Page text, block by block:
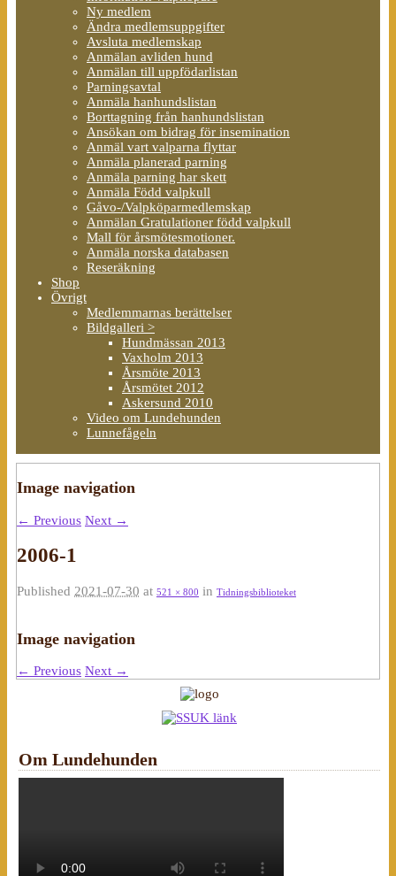
Ny medlem
Ändra medlemsuppgifter
Avsluta medlemskap
Anmälan avliden hund
Anmälan till uppfödarlistan
Parningsavtal
Anmäla hanhundslistan
Borttagning från hanhundslistan
Ansökan om bidrag för insemination
Anmäl vart valparna flyttar
Anmäla planerad parning
Anmäla parning har skett
Anmäla Född valpkull
Gåvo-/Valpköparmedlemskap
Anmälan Gratulationer född valpkull
Mall för årsmötesmotioner.
Anmäla norska databasen
Reseräkning
Shop
Övrigt
Medlemmarnas berättelser
Bildgalleri >
Hundmässan 2013
Vaxholm 2013
Årsmöte 2013
Årsmötet 2012
Askersund 2010
Video om Lundehunden
Lunnefågeln
Image navigation
← Previous Next →
2006-1
Published 2021-07-30 at 521 × 800 in Tidningsbiblioteket
Image navigation
← Previous Next →
Om Lundehunden